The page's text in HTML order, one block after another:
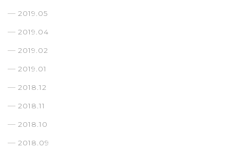
2019.05
2019.04
2019.02
2019.01
2018.12
2018.11
2018.10
2018.09